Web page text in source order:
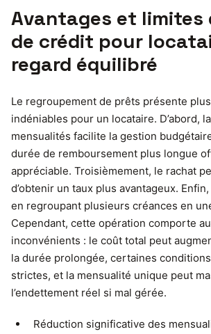
Avantages et limites
de crédit pour
regard équilibré
Le regroupement de prêts présente
indéniables pour un locataire. D’abord,
mensualités facilite la gestion
durée de remboursement plus longue
appréciable. Troisièmement, le rachat
d’obtenir un taux plus avantageux.
en regroupant plusieurs créances en
Cependant, cette opération comporte
inconvénients : le coût total peut
la durée prolongée, certaines
strictes, et la mensualité unique peut
l’endettement réel si mal gérée.
Réduction significative des